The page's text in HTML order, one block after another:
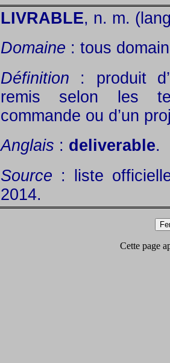
LIVRABLE, n. m.
Domaine : tous
Définition : produit
remis selon les
commande ou d’un
Anglais : deliverable.
Source : liste
2014.
Cette page